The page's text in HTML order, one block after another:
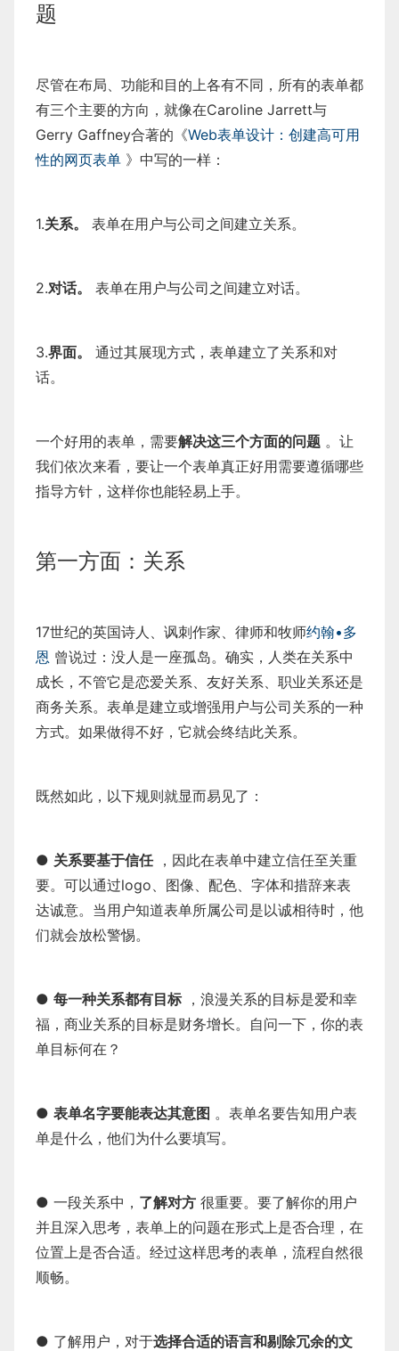
题
尽管在布局、功能和目的上各有不同，所有的表单都
有三个主要的方向，就像在Caroline Jarrett与
Gerry Gaffney合著的《Web表单设计：创建高可用
性的网页表单 》中写的一样：
1.关系。 表单在用户与公司之间建立关系。
2.对话。 表单在用户与公司之间建立对话。
3.界面。
通过其展现方式，表单建立了关系和对
话。
一个好用的表单，需要解决这三个方面的问题 。让
我们依次来看，要让一个表单真正好用需要遵循哪些
指导方针，这样你也能轻易上手。
第一方面：关系
17世纪的英国诗人、讽刺作家、律师和牧师约翰•多
恩 曾说过：没人是一座孤岛。确实，人类在关系中
成长，不管它是恋爱关系、友好关系、职业关系还是
商务关系。表单是建立或增强用户与公司关系的一种
方式。如果做得不好，它就会终结此关系。
既然如此，以下规则就显而易见了：
● 关系要基于信任，因此在表单中建立信任至关重
要。可以通过logo、图像、配色、字体和措辞来表
达诚意。当用户知道表单所属公司是以诚相待时，他
们就会放松警惕。
● 每一种关系都有目标，浪漫关系的目标是爱和幸
福，商业关系的目标是财务增长。自问一下，你的表
单目标何在？
● 表单名字要能表达其意图 。表单名要告知用户表
单是什么，他们为什么要填写。
● 一段关系中， 了解对方 很重要。要了解你的用户
并且深入思考，表单上的问题在形式上是否合理，在
位置上是否合适。经过这样思考的表单，流程自然很
顺畅。
● 了解用户，对于选择合适的语言和剔除冗余的文